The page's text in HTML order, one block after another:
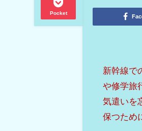
Pocket
新幹線で
や修学旅
気遣いを
保つため